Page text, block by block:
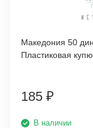
Македония 50
Пластиковая
185 ₽
В наличии